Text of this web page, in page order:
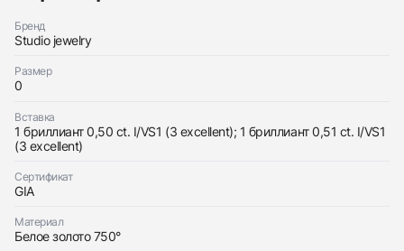
Бренд
Studio jewelry
Размер
0
Вставка
1 бриллиант 0,50 ct. I/VS1 (3 excellent); 1 бриллиант 0,51 ct. I/VS1
(3 excellent)
Сертификат
GIA
Материал
Белое золото 750°
Заказать эти часы
Studio jewelry
Серьги 0,50/0,51 Ct. I/Vs1 (3 Excellent)
Трейд-ин часов
Оставьте ваши контактные данные и мы свяжемся
с вами
Коробка + Документы
$3,850